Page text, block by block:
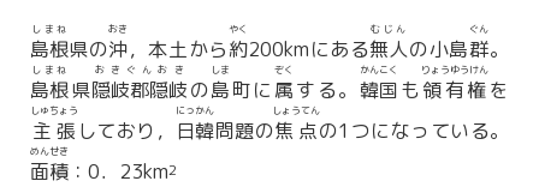
島根
しまね
県の沖
おき
，本土から約
やく
200kmにある無人
むじん
の小島群
ぐん
。
島根
しまね
県隠岐郡隠岐
おきぐんおき
の島
しま
町に属
ぞく
する。 韓国
かんこく
も領有権
りょうゆうけん
を
主張
しゅちょう
しており， 日韓
にっかん
問題の焦点
しょうてん
の1つになっている。
面積
めんせき
：0．23km2